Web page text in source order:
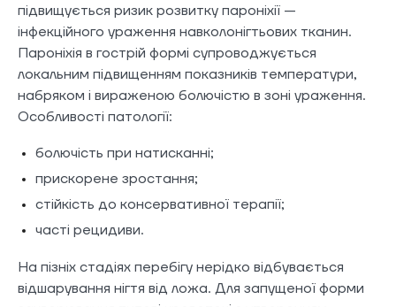
підвищується ризик розвитку пароніхії —
інфекційного ураження навколонігтьових тканин.
Пароніхія в гострій формі супроводжується
локальним підвищенням показників температури,
набряком і вираженою болючістю в зоні ураження.
Особливості патології:
болючість при натисканні;
прискорене зростання;
стійкість до консервативної терапії;
часті рецидиви.
На пізніх стадіях перебігу нерідко відбувається
відшарування нігтя від ложа. Для запущеної форми